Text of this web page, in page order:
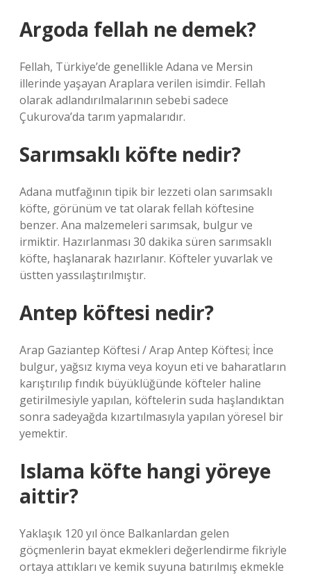
Argoda fellah ne demek?
Fellah, Türkiye’de genellikle Adana ve Mersin
illerinde yaşayan Araplara verilen isimdir. Fellah
olarak adlandırılmalarının sebebi sadece
Çukurova’da tarım yapmalarıdır.
Sarımsaklı köfte nedir?
Adana mutfağının tipik bir lezzeti olan sarımsaklı
köfte, görünüm ve tat olarak fellah köftesine
benzer. Ana malzemeleri sarımsak, bulgur ve
irmiktir. Hazırlanması 30 dakika süren sarımsaklı
köfte, haşlanarak hazırlanır. Köfteler yuvarlak ve
üstten yassılaştırılmıştır.
Antep köftesi nedir?
Arap Gaziantep Köftesi / Arap Antep Köftesi; İnce
bulgur, yağsız kıyma veya koyun eti ve baharatların
karıştırılıp fındık büyüklüğünde köfteler haline
getirilmesiyle yapılan, köftelerin suda haşlandıktan
sonra sadeyağda kızartılmasıyla yapılan yöresel bir
yemektir.
Islama köfte hangi yöreye
aittir?
Yaklaşık 120 yıl önce Balkanlardan gelen
göçmenlerin bayat ekmekleri değerlendirme fikriyle
ortaya attıkları ve kemik suyuna batırılmış ekmekle